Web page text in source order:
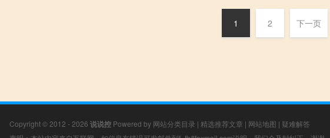
1 2 下一页
Copyright © 2012 - 2026 说说控 Powered by 网站分类目录 | 精选推荐文章 | 网站地图 | 疑难解答